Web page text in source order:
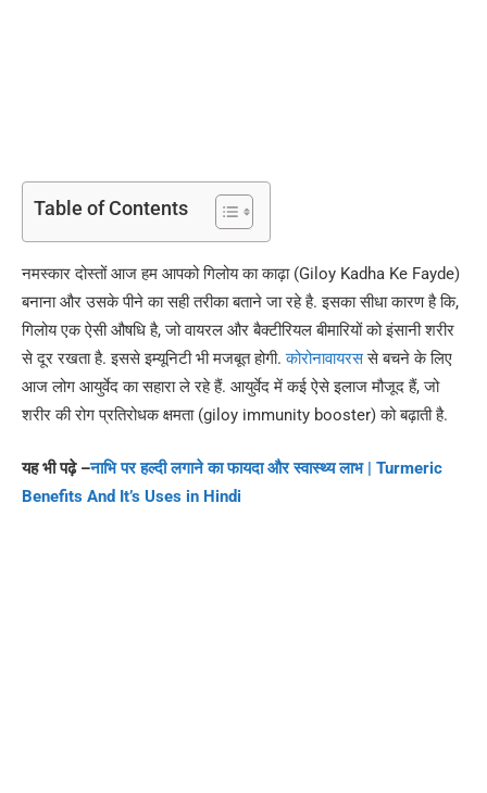
Table of Contents
नमस्कार दोस्तों आज हम आपको गिलोय का काढ़ा (Giloy Kadha Ke Fayde)
बनाना और उसके पीने का सही तरीका बताने जा रहे है. इसका सीधा कारण है कि,
गिलोय एक ऐसी औषधि है, जो वायरल और बैक्टीरियल बीमारियों को इंसानी शरीर
से दूर रखता है. इससे इम्यूनिटी भी मजबूत होगी.कोरोनावायरससे बचने के लिए
आज लोग आयुर्वेद का सहारा ले रहे हैं. आयुर्वेद में कई ऐसे इलाज मौजूद हैं, जो
शरीर की रोग प्रतिरोधक क्षमता (giloy immunity booster) को बढ़ाती है.
यह भी पढ़े –नाभि पर हल्दी लगाने का फायदा और स्वास्थ्य लाभ | Turmeric
Benefits And It’s Uses in Hindi